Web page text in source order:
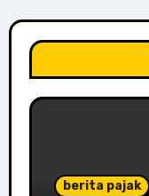
berita pajak